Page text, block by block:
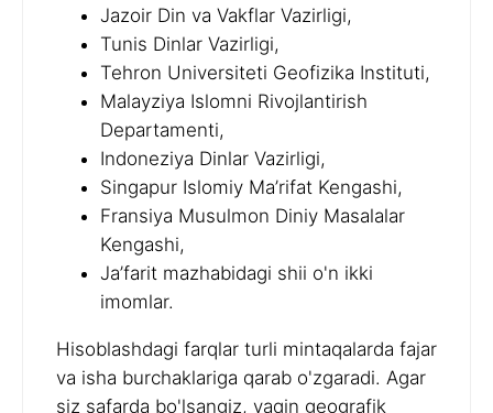
Jazoir Din va Vakflar Vazirligi,
Tunis Dinlar Vazirligi,
Tehron Universiteti Geofizika Instituti,
Malayziya Islomni Rivojlantirish
Departamenti,
Indoneziya Dinlar Vazirligi,
Singapur Islomiy Ma’rifat Kengashi,
Fransiya Musulmon Diniy Masalalar
Kengashi,
Ja’farit mazhabidagi shii o'n ikki
imomlar.
Hisoblashdagi farqlar turli mintaqalarda fajar
va isha burchaklariga qarab o'zgaradi. Agar
siz safarda bo'lsangiz, yaqin geografik